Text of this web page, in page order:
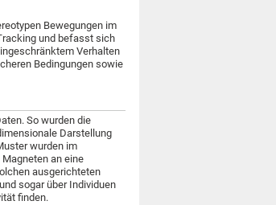
Bewegungen im
und befasst sich
Verhalten
Bedingungen sowie
So wurden die
Darstellung
wurden im
an eine
ausgerichteten
sogar über Individuen
finden.